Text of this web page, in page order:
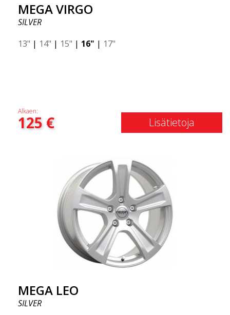
MEGA VIRGO
SILVER
13" | 14" | 15" | 16" | 17"
Alkaen:
125€ Lisätietoja
MEGA LEO
SILVER